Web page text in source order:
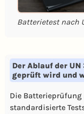
Batterietest nach
Der Ablauf der
geprüft wird und
Die
standardisierte